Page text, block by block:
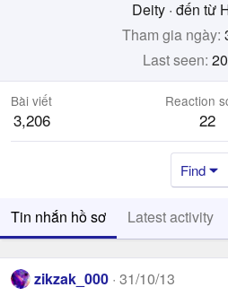
Deity · đến từ
Tham gia ngày
Last seen
Bài viết
3,206
Reaction
22
Find
Tin nhắn hồ sơ Latest activity
zikzak_000 31/10/13